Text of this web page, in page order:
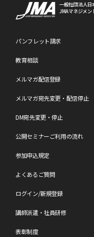
※参加区分に誤りがある場
行させていただきます。
絡ください。
【参加日程の変更につ
参加日程の変更は、年度内
なお、変更のご連絡日によ
各セミナーページの[キャン
認ください。
す。
中止となる場合は会期約2
止に伴う交通費・宿泊費や
【注意事項】
一般社団法人日
JMAマネジメン
パンフレット請求
教育相談
メルマガ配信登録
メルマガ宛先変更・配信停止
DM宛先変更・停止
公開セミナーご利用の流れ
参加申込規定
よくあるご質問
ログイン/新規登録
講師派遣・社員研修
表彰制度